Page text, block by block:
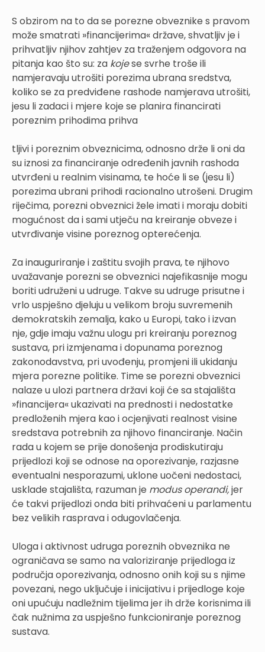
S obzirom na to da se porezne obveznike s pravom
može smatrati »financijerima« države, shvatljiv je i
prihvatljiv njihov zahtjev za traženjem odgovora na
pitanja kao što su: za kojese svrhe troše ili
namjeravaju utrošiti porezima ubrana sredstva,
koliko se za predviđene rashode namjerava utrošiti,
jesu li zadaci i mjere koje se planira financirati
poreznim prihodima prihva
tljivi i poreznim obveznicima, odnosno drže li oni da
su iznosi za financiranje određenih javnih rashoda
utvrđeni u realnim visinama, te hoće li se (jesu li)
porezima ubrani prihodi racionalno utrošeni. Drugim
riječima, porezni obveznici žele imati i moraju dobiti
mogućnost da i sami utječu na kreiranje obveze i
utvrđivanje visine poreznog opterećenja.
Za inauguriranje i zaštitu svojih prava, te njihovo
uvažavanje porezni se obveznici najefikasnije mogu
boriti udruženi u udruge. Takve su udruge prisutne i
vrlo uspješno djeluju u velikom broju suvremenih
demokratskih zemalja, kako u Europi, tako i izvan
nje, gdje imaju važnu ulogu pri kreiranju poreznog
sustava, pri izmjenama i dopunama poreznog
zakonodavstva, pri uvođenju, promjeni ili ukidanju
mjera porezne politike. Time se porezni obveznici
nalaze u ulozi partnera državi koji će sa stajališta
»financijera« ukazivati na prednosti i nedostatke
predloženih mjera kao i ocjenjivati realnost visine
sredstava potrebnih za njihovo financiranje. Način
rada u kojem se prije donošenja prodiskutiraju
prijedlozi koji se odnose na oporezivanje, razjasne
eventualni nesporazumi, uklone uočeni nedostaci,
usklade stajališta, razuman je modus operandi,jer
će takvi prijedlozi onda biti prihvaćeni u parlamentu
bez velikih rasprava i odugovlačenja.
Uloga i aktivnost udruga poreznih obveznika ne
ograničava se samo na valoriziranje prijedloga iz
područja oporezivanja, odnosno onih koji su s njime
povezani, nego uključuje i inicijativu i prijedloge koje
oni upućuju nadležnim tijelima jer ih drže korisnima ili
čak nužnima za uspješno funkcioniranje poreznog
sustava.